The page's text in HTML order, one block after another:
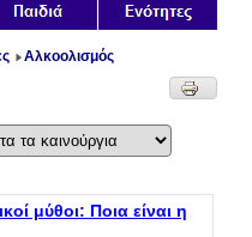
Αλκοολισμός
μύθοι: Ποια είναι η